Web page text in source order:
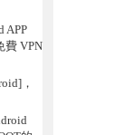
APP
費 VPN
，